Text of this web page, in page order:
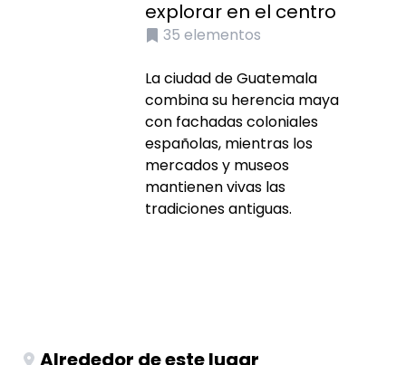
explorar en el centro
35 elementos
La ciudad de Guatemala
combina su herencia maya
con fachadas coloniales
españolas, mientras los
mercados y museos
mantienen vivas las
tradiciones antiguas.
Alrededor de este lugar